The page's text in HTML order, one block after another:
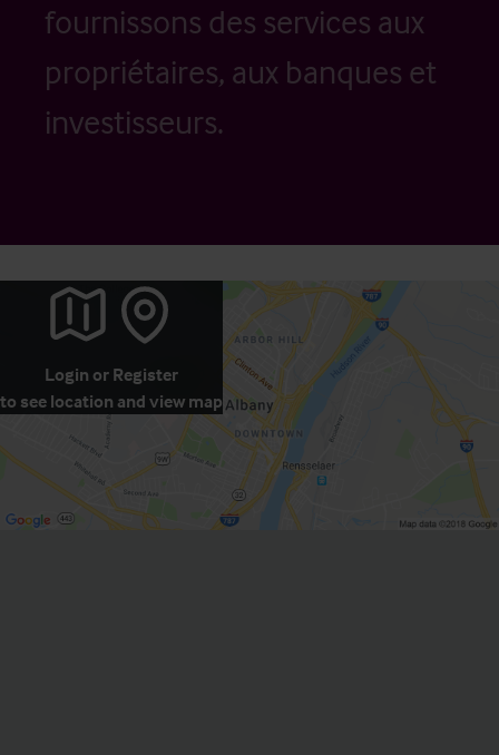
fournissons des services aux
propriétaires, aux banques et
investisseurs.
Login or Register
to see location and view map